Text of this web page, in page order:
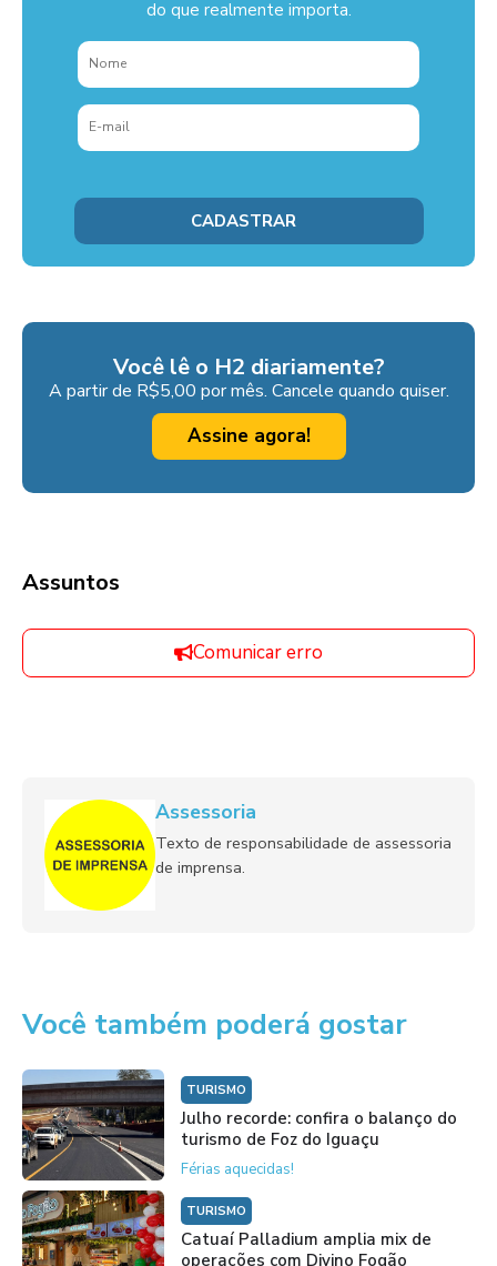
do que realmente importa.
Você lê o H2 diariamente?
A partir de R$5,00 por mês. Cancele quando quiser.
Assine agora!
Assuntos
Comunicar erro
Assessoria
Texto de responsabilidade de assessoria
de imprensa.
Você também poderá gostar
TURISMO
Julho recorde: confira o balanço do
turismo de Foz do Iguaçu
Férias aquecidas!
TURISMO
Catuaí Palladium amplia mix de
operações com Divino Fogão